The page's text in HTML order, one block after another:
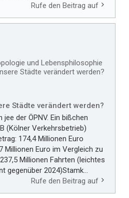
Rufe den Beitrag auf
und Lebensphilosophie
Städte verändert werden?
Städte verändert werden?
der ÖPNV. Ein bißchen
(Kölner Verkehrsbetrieb)
174,4 Millionen Euro
Millionen Euro im Vergleich zu
Millionen Fahrten (leichtes
gegenüber 2024)Stamk...
Rufe den Beitrag auf